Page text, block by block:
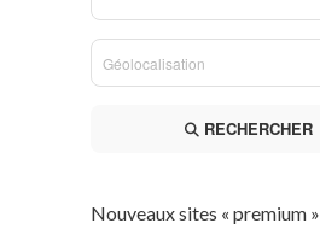
RECHERCHER
Nouveaux sites « premium »